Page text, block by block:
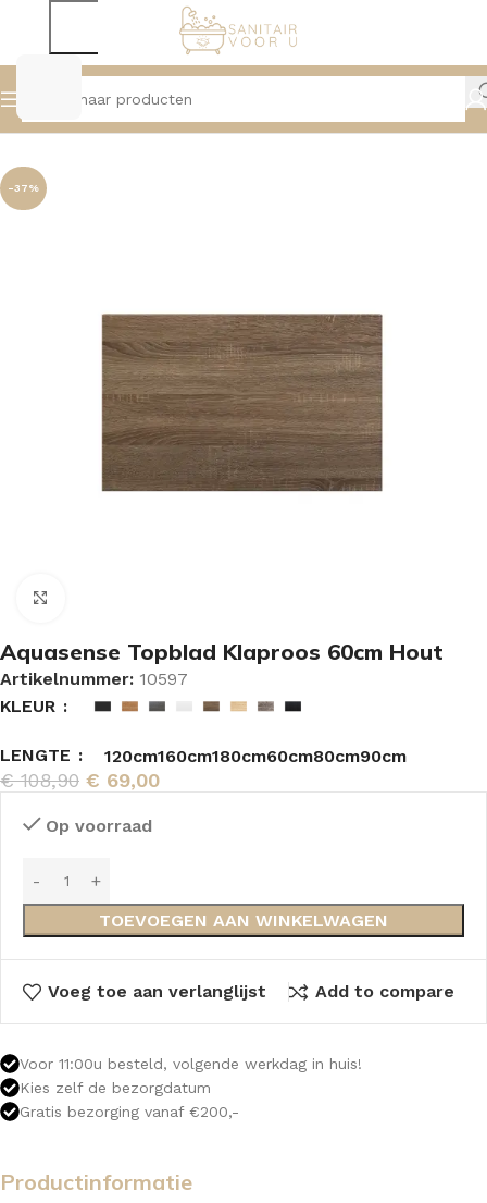
Home Badmeubelen Topbladen
-37%
Aquasense Topblad Klaproos 60cm Hout
Artikelnummer: 10597
KLEUR
LENGTE 120cm160cm180cm60cm80cm90cm
€108,90 € 69,00
Op voorraad
TOEVOEGEN AAN WINKELWAGEN
Voeg toe aan verlanglijst Add to compare
Voor 11:00u besteld, volgende werkdag in huis!
Kies zelf de bezorgdatum
Gratis bezorging vanaf €200,-
Productinformatie